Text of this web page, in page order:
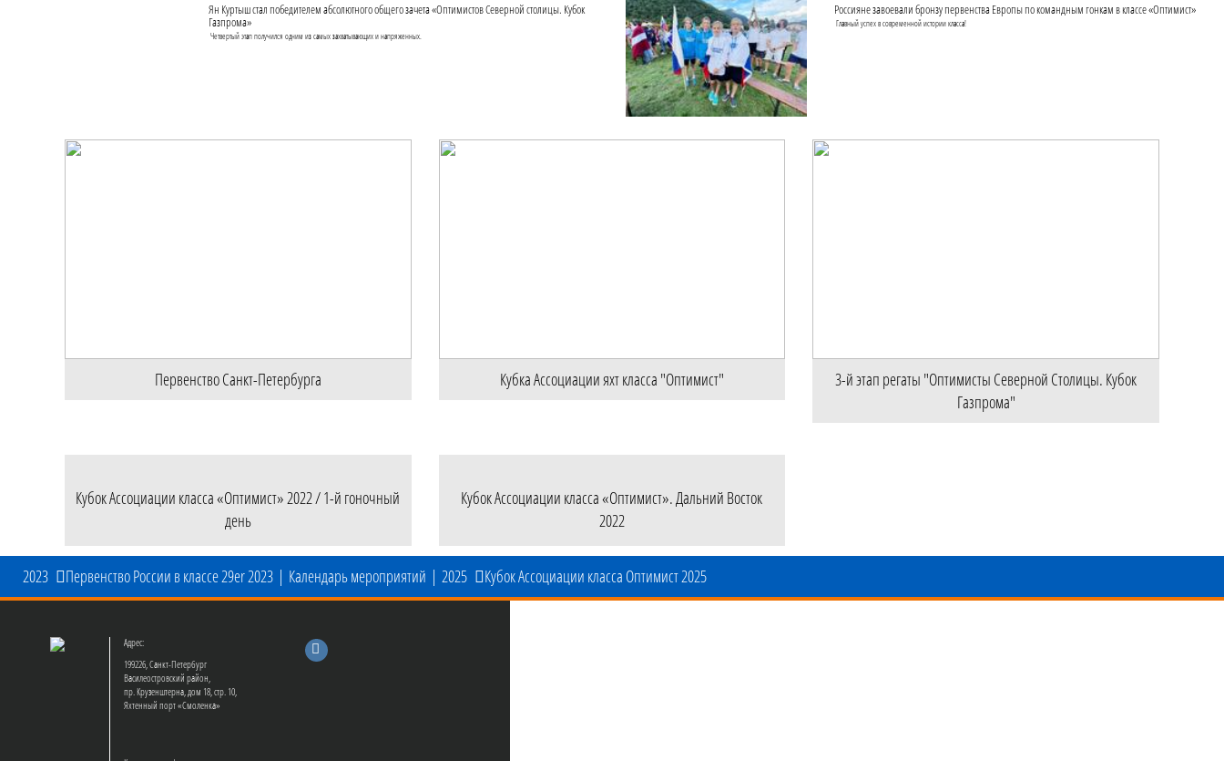
Ян Куртыш стал победителем абсолютного общего зачета «Оптимистов Северной столицы. Кубок
Газпрома»
Четвертый этап получился одним из самых захватывающих и напряженных.
Россияне завоевали бронзу первенства Европы по командным гонкам в классе «Оптимист»
Главный успех в современной истории класса!
Первенство Санкт-Петербурга Кубка Ассоциации яхт класса "Оптимист"
3-й этап регаты "Оптимисты Северной Столицы. Кубок
Газпрома"
Кубок Ассоциации класса «Оптимист» 2022 / 1-й гоночный
день
Кубок Ассоциации класса «Оптимист». Дальний Восток
2022
2023 Первенство России в классе 29er 2023 | Календарь мероприятий | 2025 Кубок Ассоциации класса Оптимист 2025
Адрес:
199226, Санкт-Петербург
Василеостровский район,
пр. Крузенштерна, дом 18, стр. 10,
Яхтенный порт «Смоленка»